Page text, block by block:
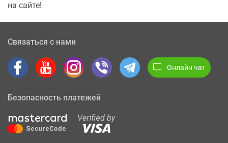
на сайте!
Связаться с нами
Онлайн чат
Безопасность платежей